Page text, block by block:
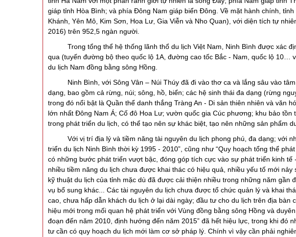
giáp tỉnh Hòa Bình; và phía Đông Nam giáp biển Đông. Về mặt hành chính,
Khánh, Yên Mô, Kim Sơn, Hoa Lư, Gia Viễn và Nho Quan), với diện tích tự
2016) trên 952,5 ngàn người.
Trong tổng thể hệ thống lãnh thổ du lịch Việt Nam, Ninh Bình được xác
qua (tuyến đường bộ theo quốc lộ 1A, đường cao tốc Bắc - Nam, quốc lộ 10…
du lịch Nam đồng bằng sông Hồng.
Ninh Bình, với Sông Vân – Núi Thúy đã đi vào thơ ca và lắng sâu vào tâm
dạng, bao gồm cả rừng, núi; sông, hồ, biển; các hệ sinh thái đa dạng (rừng
trong đó nổi bật là Quần thể danh thắng Tràng An - Di sản thiên nhiên và văn
lớn nhất Đông Nam Á; Cố đô Hoa Lư; vườn quốc gia Cúc phương; khu bảo
trong phát triển du lịch, có thể tạo nên sự khác biệt, tạo nên những sản phẩm
Với vị trí địa lý và tiềm năng tài nguyên du lịch phong phú, đa dạng; với
triển du lịch Ninh Bình thời kỳ 1995 - 2010”, cũng như “Quy hoạch tổng thể
có những bước phát triển vượt bậc, đóng góp tích cực vào sự phát triển kinh
nhiều tiềm năng du lịch chưa được khai thác có hiệu quả, nhiều yếu tố mới
kỹ thuật du lịch của tỉnh mặc dù đã được cải thiện nhiều trong những năm
vụ bổ sung khác... Các tài nguyên du lịch chưa được tổ chức quản lý và khai
cao, chưa hấp dẫn khách du lịch ở lại dài ngày; đầu tư cho du lịch trên địa
hiệu mới trong mối quan hệ phát triển với Vùng đồng bằng sông Hồng và
đoạn đến năm 2010, định hướng đến năm 2015” đã hết hiệu lực, trong khi đó
tư cần có quy hoạch du lịch mới làm cơ sở pháp lý. Chính vì vậy cần phải